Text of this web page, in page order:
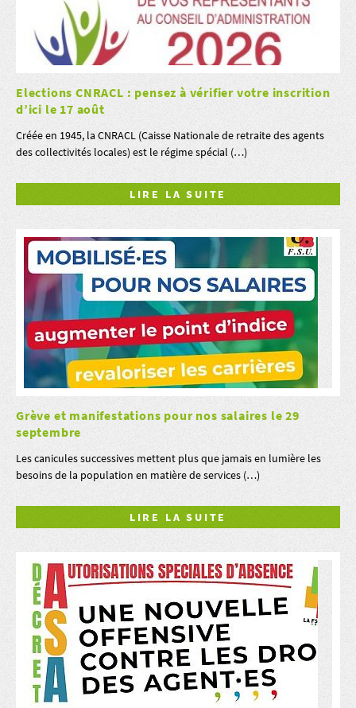
Elections CNRACL : pensez à vérifier votre inscrition
d’ici le 17 août
Créée en 1945, la CNRACL (Caisse Nationale de retraite des agents
des collectivités locales) est le régime spécial (…)
LIRE LA SUITE
Grève et manifestations pour nos salaires le 29
septembre
Les canicules successives mettent plus que jamais en lumière les
besoins de la population en matière de services (…)
LIRE LA SUITE